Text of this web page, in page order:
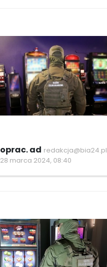
oprac. ad redakcja@bia24.pl
28 marca 2024, 08:40